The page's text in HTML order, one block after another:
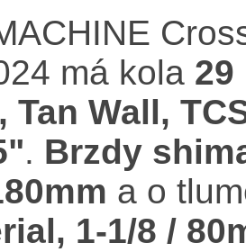
má kola 29
Tan Wall,
. Brzdy
a o
1-1/8 /